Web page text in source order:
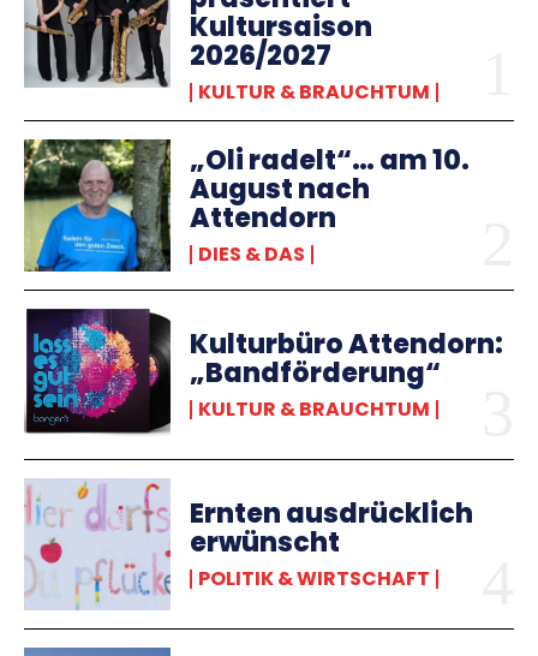
Kultursaison
2026/2027
KULTUR & BRAUCHTUM
„Oli radelt“… am 10.
August nach
Attendorn
DIES & DAS
Kulturbüro Attendorn:
„Bandförderung“
KULTUR & BRAUCHTUM
Ernten ausdrücklich
erwünscht
POLITIK & WIRTSCHAFT